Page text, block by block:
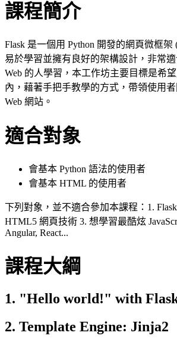
課程簡介
Flask 是一個用 Python 開發的網頁微框架
易於學習並擁有良好的架構設計，非常
Web 的人學習，本工作坊主要目標是希
內，藉著手把手教學的方式，帶領使用
Web 網站。
適合對象
會基本 Python 語法的使用者
會基本 HTML 的使用者
下列對象，並不適合參加本課程：1.
HTML5 網頁技術 3. 想學習最酷炫
Angular, React...
課程大綱
1. "Hello world!" with
2. Template Engine: Jinja2